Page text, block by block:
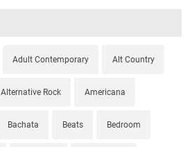
Adult Contemporary Alt Country
Alternative Rock Americana
Bachata Beats Bedroom